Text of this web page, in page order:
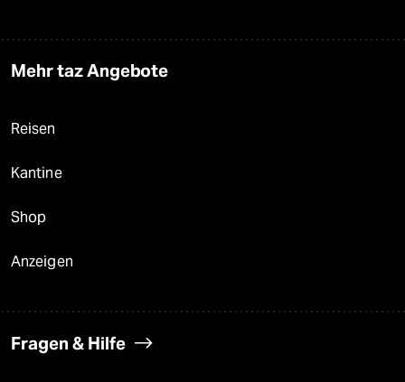
Mehr taz Angebote
Reisen
Kantine
Shop
Anzeigen
Fragen & Hilfe